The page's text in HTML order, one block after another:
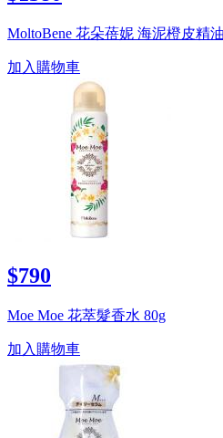
MoltoBene 花朵蓓妮 海泥橙皮精
加入購物車
$790
Moe Moe 花萃髮香水 80g
加入購物車